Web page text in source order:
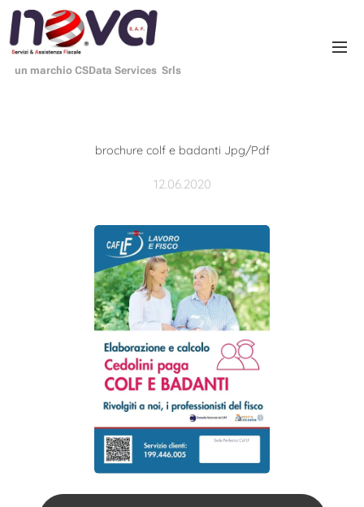
un marchio CSData Services Srls
brochure colf e badanti Jpg/Pdf
12.06.2020